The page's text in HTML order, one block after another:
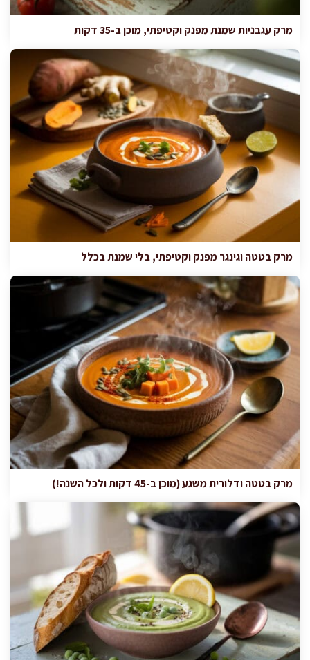
מרק עגבניות שמנת מפנק וקטיפתי, מוכן ב-35 דקות
מרק בטטה וגינגר מפנק וקטיפתי, בלי שמנת בכלל
מרק בטטה ודלורית משגע (מוכן ב-45 דקות ולכל השנה!)